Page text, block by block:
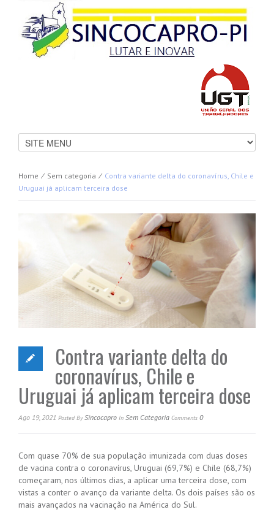
Home ⁄ Sem categoria ⁄ Contra variante delta do coronavírus, Chile e
Uruguai já aplicam terceira dose
Contra variante delta do
coronavírus, Chile e
Uruguai já aplicam terceira dose
Ago 19, 2021 Posted BySincocapro In Sem Categoria Comments 0
Com quase 70% de sua população imunizada com duas doses
de vacina contra o coronavírus, Uruguai (69,7%) e Chile (68,7%)
começaram, nos últimos dias, a aplicar uma terceira dose, com
vistas a conter o avanço da variante delta. Os dois países são os
mais avançados na vacinação na América do Sul.